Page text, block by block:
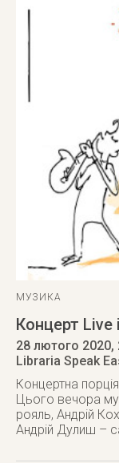
МУЗИКА
Концерт Live
28 лютого 2020,
Libraria Speak
Концертна
Цього вечора
рояль, Андрій
Андрій Дулиш –